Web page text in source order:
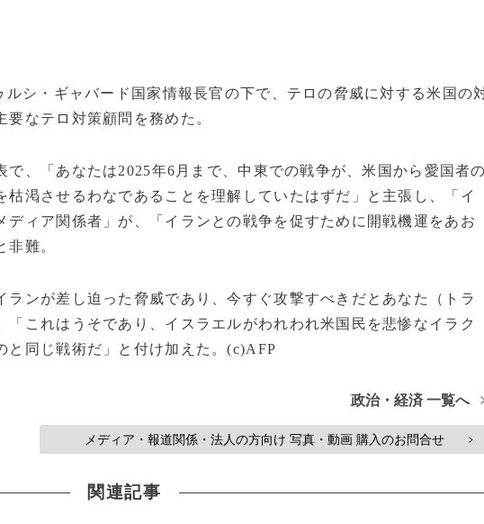
シ・ギャバード国家情報長官の下で、テロの脅威に対する米国の
なテロ対策顧問を務めた。
で、「あなたは2025年6月まで、中東での戦争が、米国から愛国者
渇させるわなであることを理解していたはずだ」と主張し、「イ
ディア関係者」が、「イランとの戦争を促すために開戦機運をあお
難。
ランが差し迫った脅威であり、今すぐ攻撃すべきだとあなた（トラ
「これはうそであり、イスラエルがわれわれ米国民を悲惨なイラク
と同じ戦術だ」と付け加えた。(c)AFP
政治・経済 一覧へ
メディア・報道関係・法人の方向け 写真・動画 購入のお問合せ >
関連記事